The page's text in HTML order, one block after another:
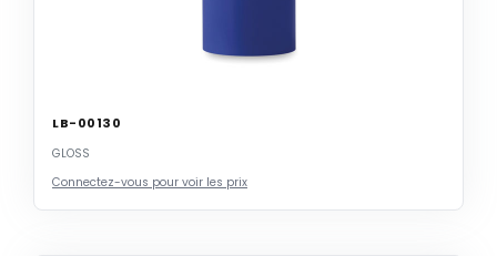
LB-00130
GLOSS
Connectez-vous pour voir les prix